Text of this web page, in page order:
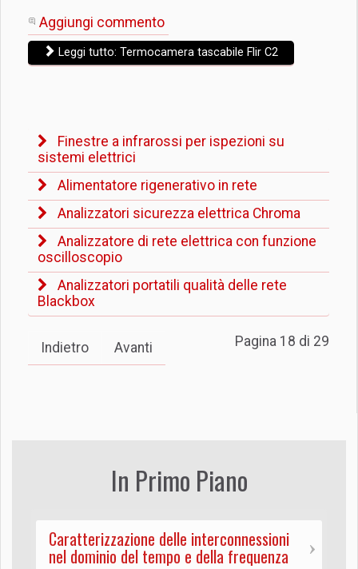
Aggiungi commento
Leggi tutto: Termocamera tascabile Flir C2
Finestre a infrarossi per ispezioni su
sistemi elettrici
Alimentatore rigenerativo in rete
Analizzatori sicurezza elettrica Chroma
Analizzatore di rete elettrica con funzione
oscilloscopio
Analizzatori portatili qualità delle rete
Blackbox
Pagina 18 di 29
Indietro Avanti
In Primo Piano
Caratterizzazione delle interconnessioni
nel dominio del tempo e della frequenza